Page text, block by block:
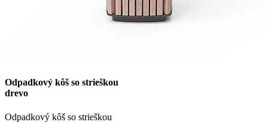
Odpadkový kôš so strieškou
drevo
Odpadkový kôš so strieškou